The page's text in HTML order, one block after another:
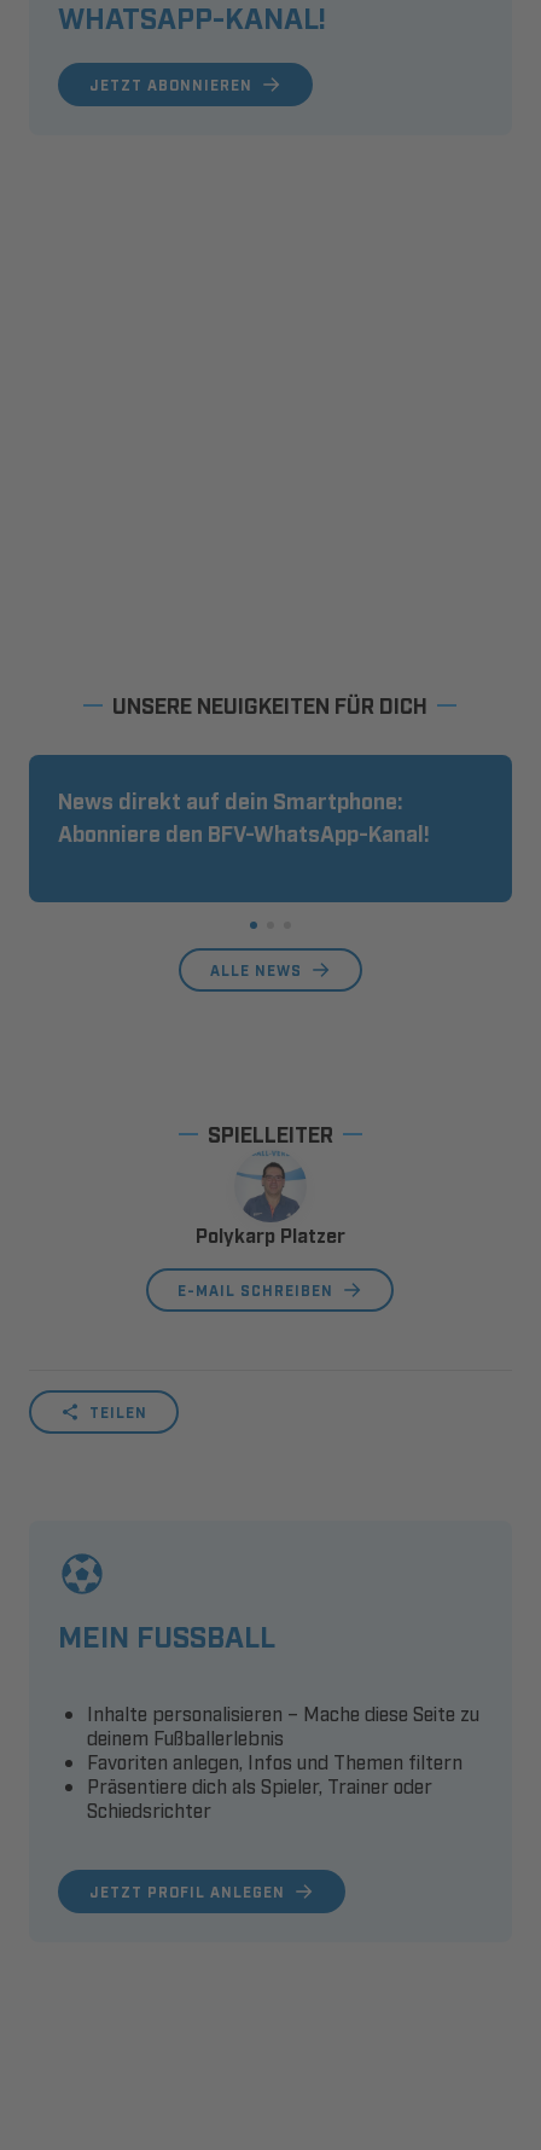
WHATSAPP-KANAL!
JETZT ABONNIEREN
UNSERE NEUIGKEITEN FÜR DICH
News direkt auf dein Smartphone:
Abonniere den BFV-WhatsApp-Kanal!
ALLE NEWS
SPIELLEITER
Polykarp Platzer
E-MAIL SCHREIBEN
TEILEN
MEIN FUSSBALL
JETZT PROFIL ANLEGEN
Inhalte personalisieren – Mache diese Seite zu
deinem Fußballerlebnis
Favoriten anlegen, Infos und Themen filtern
Präsentiere dich als Spieler, Trainer oder
Schiedsrichter